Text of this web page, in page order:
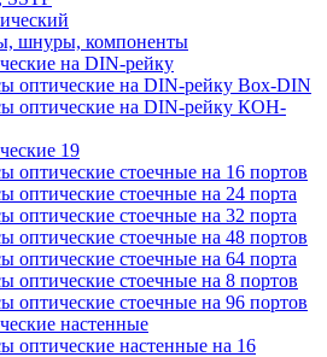
шнуры, компоненты
на DIN-рейку
оптические на DIN-рейку Box-DIN
оптические на DIN-рейку КОН-
19
оптические стоечные на 16 портов
оптические стоечные на 24 порта
оптические стоечные на 32 порта
оптические стоечные на 48 портов
оптические стоечные на 64 порта
оптические стоечные на 8 портов
оптические стоечные на 96 портов
настенные
оптические настенные на 16